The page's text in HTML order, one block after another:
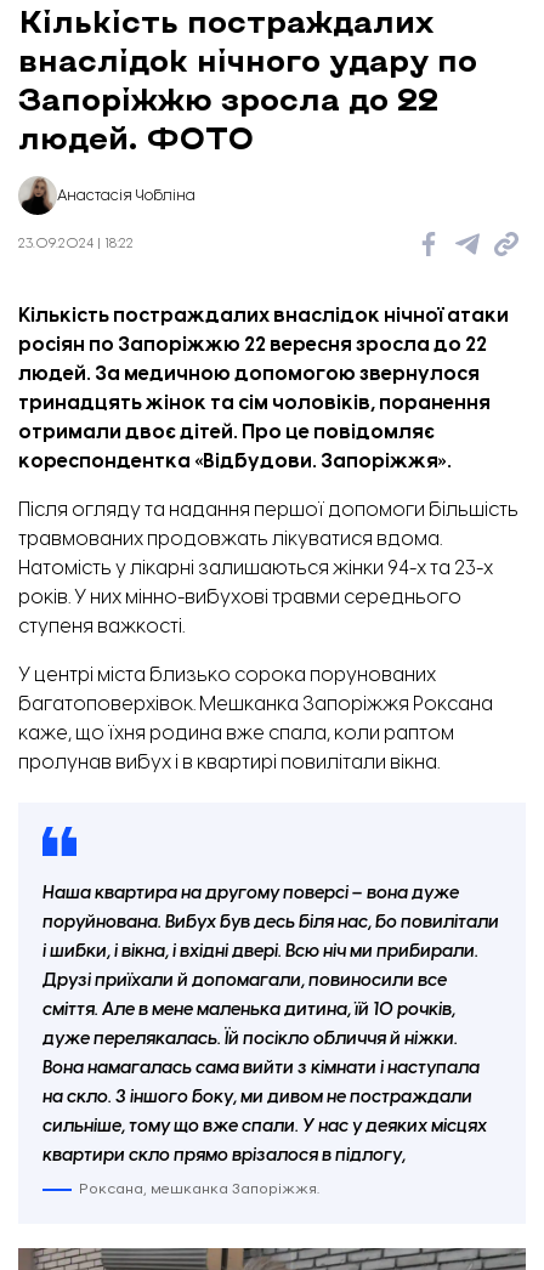
Кількість постраждалих
внаслідок нічного удару по
Запоріжжю зросла до 22
людей. ФОТО
Анастасія Чобліна
23.09.2024 | 18:22
Кількість постраждалих внаслідок нічної атаки
росіян по Запоріжжю 22 вересня зросла до 22
людей. За медичною допомогою звернулося
тринадцять жінок та сім чоловіків, поранення
отримали двоє дітей. Про це повідомляє
кореспондентка «Відбудови. Запоріжжя».
Після огляду та надання першої допомоги більшість
травмованих продовжать лікуватися вдома.
Натомість у лікарні залишаються жінки 94-х та 23-х
років. У них мінно-вибухові травми середнього
ступеня важкості.
У центрі міста близько сорока порунованих
багатоповерхівок. Мешканка Запоріжжя Роксана
каже, що їхня родина вже спала, коли раптом
пролунав вибух і в квартирі повилітали вікна.
Наша квартира на другому поверсі – вона дуже
поруйнована. Вибух був десь біля нас, бо повилітали
і шибки, і вікна, і вхідні двері. Всю ніч ми прибирали.
Друзі приїхали й допомагали, повиносили все
сміття. Але в мене маленька дитина, їй 10 рочків,
дуже перелякалась. Їй посікло обличчя й ніжки.
Вона намагалась сама вийти з кімнати і наступала
на скло. З іншого боку, ми дивом не постраждали
сильніше, тому що вже спали. У нас у деяких місцях
квартири скло прямо врізалося в підлогу,
Роксана, мешканка Запоріжжя.